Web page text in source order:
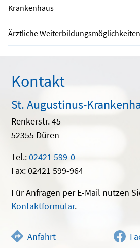
Krankenhaus
Ärztliche Weiterbildungsmöglichkeiten
Kontakt
St. Augustinus-
Renkerstr. 45
52355 Düren
Tel.:02421 599-0
Fax: 02421 599-964
Für Anfragen per E-Mail nutzen
Kontaktformular.
Anfahrt